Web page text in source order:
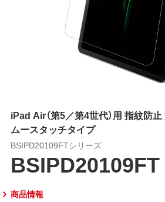
iPad Air（第5／第4世代）用 指紋防
ムースタッチタイプ
BSIPD20109FTシリーズ
BSIPD20109FT
商品情報